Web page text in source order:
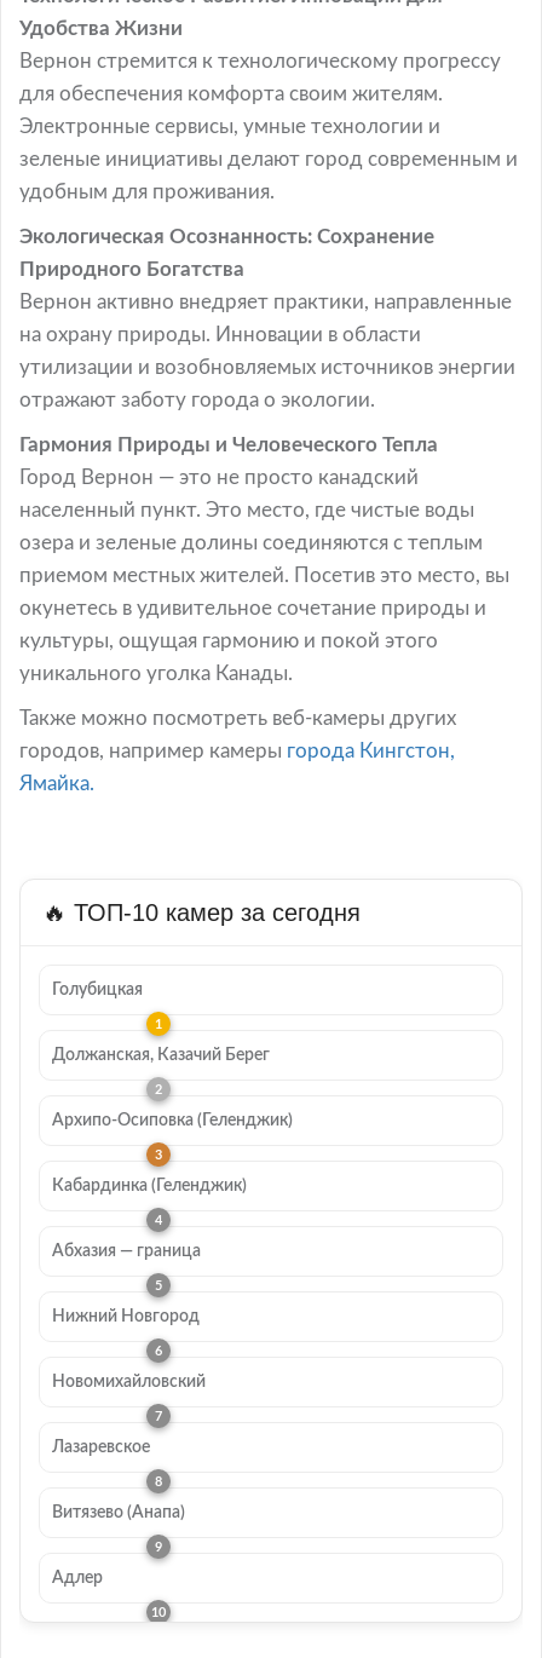
Удобства Жизни
Вернон стремится к технологическому прогрессу
для обеспечения комфорта своим жителям.
Электронные сервисы, умные технологии и
зеленые инициативы делают город современным и
удобным для проживания.
Экологическая Осознанность: Сохранение
Природного Богатства
Вернон активно внедряет практики, направленные
на охрану природы. Инновации в области
утилизации и возобновляемых источников энергии
отражают заботу города о экологии.
Гармония Природы и Человеческого Тепла
Город Вернон — это не просто канадский
населенный пункт. Это место, где чистые воды
озера и зеленые долины соединяются с теплым
приемом местных жителей. Посетив это место, вы
окунетесь в удивительное сочетание природы и
культуры, ощущая гармонию и покой этого
уникального уголка Канады.
Также можно посмотреть веб-камеры других
городов, например камеры города Кингстон,
Ямайка.
🔥 ТОП-10 камер за сегодня
Голубицкая
Должанская, Казачий Берег
Архипо-Осиповка (Геленджик)
Кабардинка (Геленджик)
Абхазия — граница
Нижний Новгород
Новомихайловский
Лазаревское
Витязево (Анапа)
Адлер